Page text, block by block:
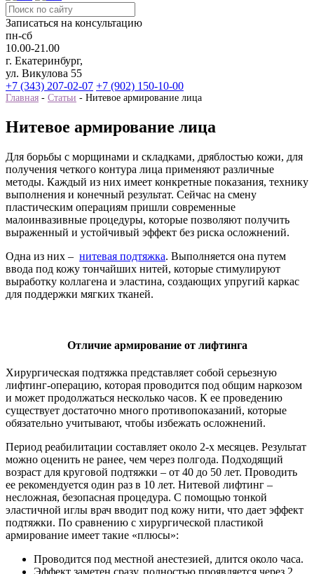
Записаться на консультацию
пн-сб
10.00-21.00
г. Екатеринбург,
ул. Викулова 55
+7 (343) 207-02-07 +7 (902) 150-10-00
Главная - Статьи - Нитевое армирование лица
Нитевое армирование лица
Для борьбы с морщинами и складками, дряблостью кожи, для
получения четкого контура лица применяют различные
методы. Каждый из них имеет конкретные показания, технику
выполнения и конечный результат. Сейчас на смену
пластическим операциям пришли современные
малоинвазивные процедуры, которые позволяют получить
выраженный и устойчивый эффект без риска осложнений.
Одна из них – нитевая подтяжка. Выполняется она путем
ввода под кожу тончайших нитей, которые стимулируют
выработку коллагена и эластина, создающих упругий каркас
для поддержки мягких тканей.
Отличие армирование от лифтинга
Хирургическая подтяжка представляет собой серьезную
лифтинг-операцию, которая проводится под общим наркозом
и может продолжаться несколько часов. К ее проведению
существует достаточно много противопоказаний, которые
обязательно учитывают, чтобы избежать осложнений.
Период реабилитации составляет около 2-х месяцев. Результат
можно оценить не ранее, чем через полгода. Подходящий
возраст для круговой подтяжки – от 40 до 50 лет. Проводить
ее рекомендуется один раз в 10 лет. Нитевой лифтинг –
несложная, безопасная процедура. С помощью тонкой
эластичной иглы врач вводит под кожу нити, что дает эффект
подтяжки. По сравнению с хирургической пластикой
армирование имеет такие «плюсы»:
Проводится под местной анестезией, длится около часа.